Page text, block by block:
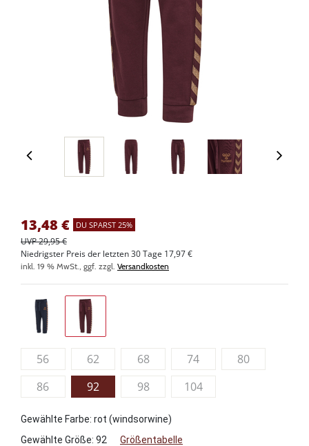
13,48 € DU SPARST 25%
UVP 29,95 €
Niedrigster Preis der letzten 30 Tage 17,97 €
inkl. 19 % MwSt., ggf. zzgl. Versandkosten
56 62 68 74
80
86
92 98 104
Gewählte Farbe: rot (windsorwine)
Gewählte Größe: 92 Größentabelle